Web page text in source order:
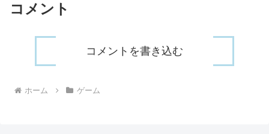
コメント
コメントを書き込む
ホーム ゲーム